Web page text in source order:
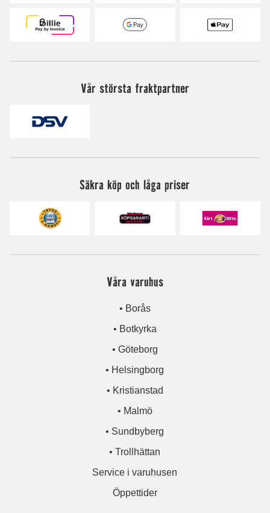
Vår största fraktpartner
Säkra köp och låga priser
Våra varuhus
• Borås
• Botkyrka
• Göteborg
• Helsingborg
• Kristianstad
• Malmö
• Sundbyberg
• Trollhättan
Service i varuhusen
Öppettider